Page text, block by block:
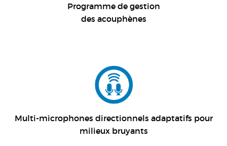
Programme de gestion
des acouphènes
Multi-microphones directionnels adaptatifs pour
milieux bruyants